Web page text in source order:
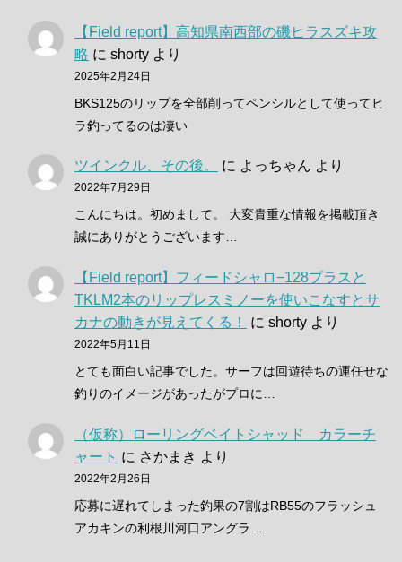
【Field report】高知県南西部の磯ヒラスズキ攻
略 に shorty より
2025年2月24日
BKS125のリップを全部削ってペンシルとして使ってヒ
ラ釣ってるのは凄い
ツインクル、その後。 に よっちゃん より
2022年7月29日
こんにちは。初めまして。 大変貴重な情報を掲載頂き
誠にありがとうございます…
【Field report】フィードシャロ−128プラスと
TKLM2本のリップレスミノーを使いこなすとサ
カナの動きが見えてくる！
に shorty より
2022年5月11日
とても面白い記事でした。サーフは回遊待ちの運任せな
釣りのイメージがあったがプロに…
（仮称）ローリングベイトシャッド カラーチ
ャート に さかまき より
2022年2月26日
応募に遅れてしまった釣果の7割はRB55のフラッシュ
アカキンの利根川河口アングラ…